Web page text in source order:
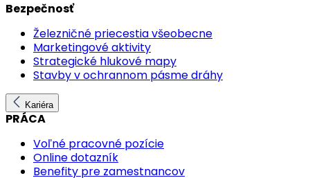
Bezpečnosť
Železničné priecestia všeobecne
Marketingové aktivity
Strategické hlukové mapy
Stavby v ochrannom pásme dráhy
Kariéra
PRÁCA
Voľné pracovné pozície
Online dotazník
Benefity pre zamestnancov